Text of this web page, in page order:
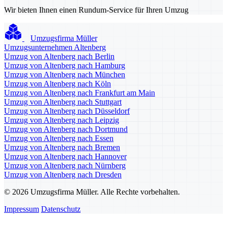
Wir bieten Ihnen einen Rundum-Service für Ihren Umzug
Umzugsfirma Müller
Umzugsunternehmen Altenberg
Umzug von Altenberg nach Berlin
Umzug von Altenberg nach Hamburg
Umzug von Altenberg nach München
Umzug von Altenberg nach Köln
Umzug von Altenberg nach Frankfurt am Main
Umzug von Altenberg nach Stuttgart
Umzug von Altenberg nach Düsseldorf
Umzug von Altenberg nach Leipzig
Umzug von Altenberg nach Dortmund
Umzug von Altenberg nach Essen
Umzug von Altenberg nach Bremen
Umzug von Altenberg nach Hannover
Umzug von Altenberg nach Nürnberg
Umzug von Altenberg nach Dresden
© 2026 Umzugsfirma Müller. Alle Rechte vorbehalten.
Impressum Datenschutz